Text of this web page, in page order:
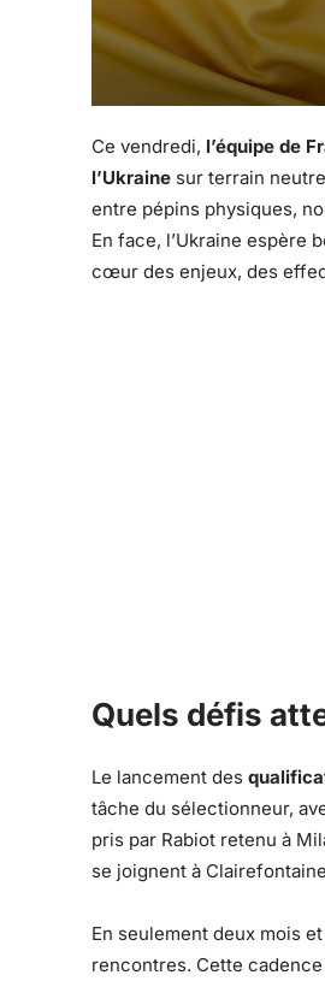
Ce vendredi, l’équipe de
l’Ukraine sur terrain
entre pépins physiques,
En face, l’Ukraine espère
cœur des enjeux, des
Quels défis
Le lancement des
tâche du sélectionneur,
pris par Rabiot retenu à
se joignent à
En seulement deux mois
rencontres. Cette